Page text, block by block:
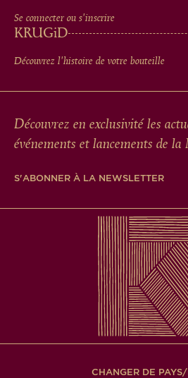
Se connecter ou s'inscrire
KRUGiD
Découvrez l'histoire de votre bouteille
Découvrez en exclusivité les
événements et lancements de
S'ABONNER À LA NEWSLETTER
CHANGER DE